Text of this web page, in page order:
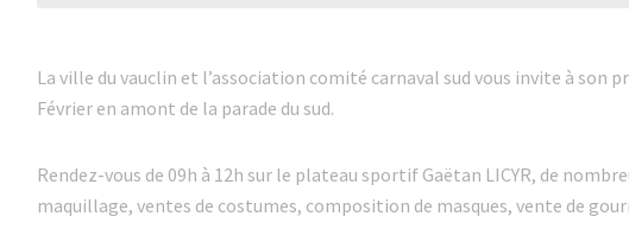
La ville du vauclin et l’association comité carnaval sud vous invite à son
Février en amont de la parade du sud.
Rendez-vous de 09h à 12h sur le plateau sportif Gaëtan LICYR, de
maquillage, ventes de costumes, composition de masques, vente de